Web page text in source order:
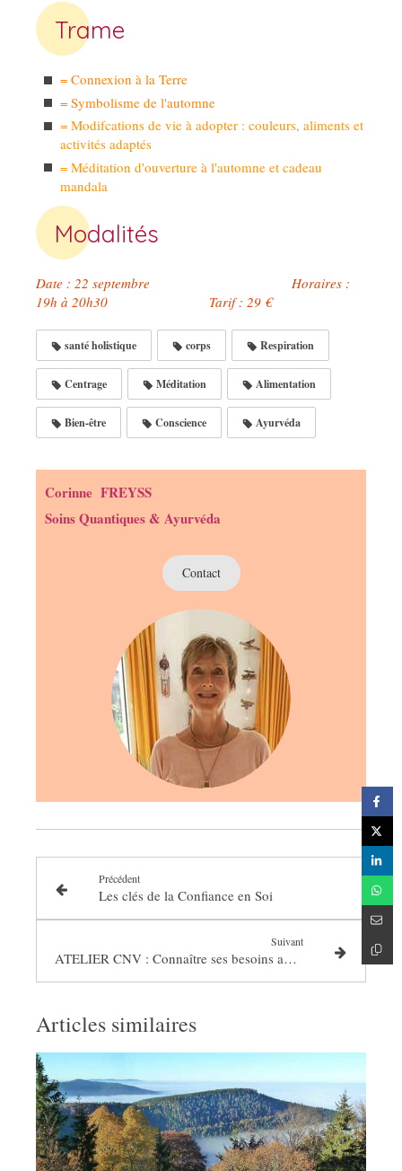
Trame
= Connexion à la Terre
= Symbolisme de l'automne
= Modifcations de vie à adopter : couleurs, aliments et
activités adaptés
= Méditation d'ouverture à l'automne et cadeau
mandala
Modalités
Date : 22 septembre Horaires :
19h à 20h30 Tarif : 29 €
santé holistique corps Respiration
Centrage Méditation Alimentation
Bien-être Conscience Ayurvéda
Corinne FREYSS
Soins Quantiques & Ayurvéda
Contact
Précédent
Les clés de la Confiance en Soi
Suivant
ATELIER CNV : Connaître ses besoins au travers de ses émotions
Articles similaires